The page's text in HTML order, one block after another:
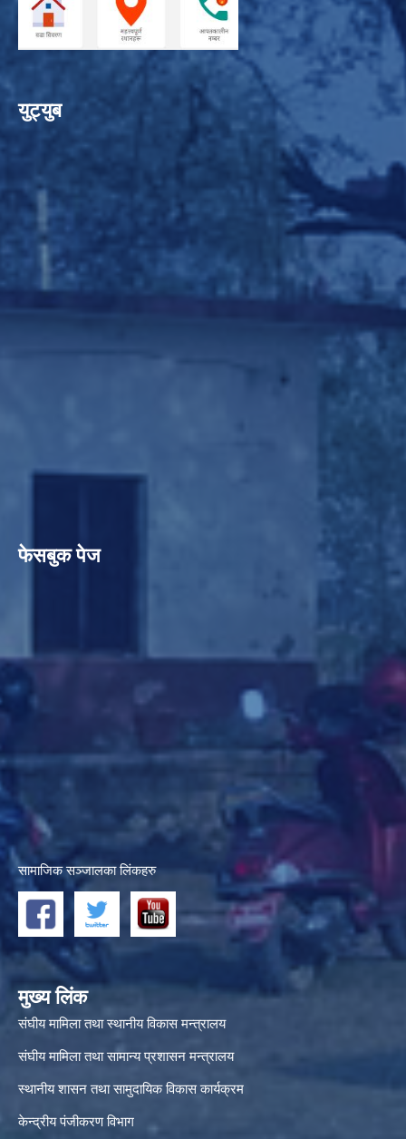
युट्युब
फेसबुक पेज
सामाजिक सञ्जालका लिंकहरु
मुख्य लिंक
संघीय मामिला तथा स्थानीय विकास मन्त्रालय
संघीय मामिला तथा सामान्य प्रशासन मन्त्रालय
स्थानीय शासन तथा सामुदायिक विकास कार्यक्रम
केन्द्रीय पंजीकरण विभाग